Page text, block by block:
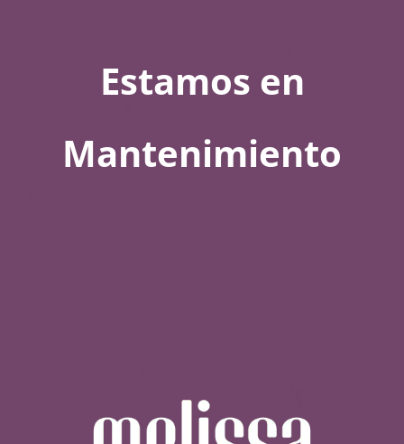
Estamos en
Mantenimiento